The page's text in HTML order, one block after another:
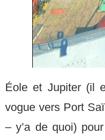
Éole et Jupiter (il
vogue vers Port
– y’a de quoi)